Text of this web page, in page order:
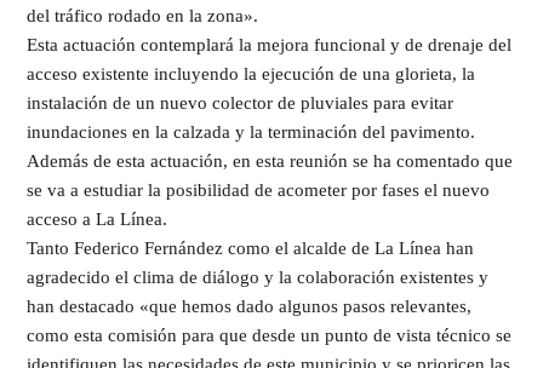
del tráfico rodado en la zona».
Esta actuación contemplará la mejora funcional y de drenaje del
acceso existente incluyendo la ejecución de una glorieta, la
instalación de un nuevo colector de pluviales para evitar
inundaciones en la calzada y la terminación del pavimento.
Además de esta actuación, en esta reunión se ha comentado que
se va a estudiar la posibilidad de acometer por fases el nuevo
acceso a La Línea.
​Tanto Federico Fernández como el alcalde de La Línea han
agradecido el clima de diálogo y la colaboración existentes y
han destacado «que hemos dado algunos pasos relevantes,
como esta comisión para que desde un punto de vista técnico se